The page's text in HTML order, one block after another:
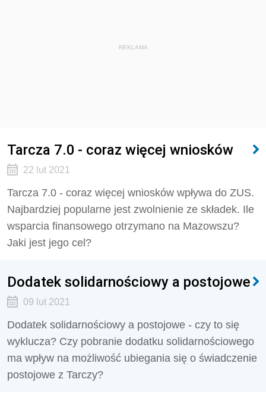
REKLAMA
Tarcza 7.0 - coraz więcej wniosków
22 lut 2021
Tarcza 7.0 - coraz więcej wniosków wpływa do ZUS.
Najbardziej popularne jest zwolnienie ze składek. Ile
wsparcia finansowego otrzymano na Mazowszu?
Jaki jest jego cel?
Dodatek solidarnościowy a postojowe
09 lut 2021
Dodatek solidarnościowy a postojowe - czy to się
wyklucza? Czy pobranie dodatku solidarnościowego
ma wpływ na możliwość ubiegania się o świadczenie
postojowe z Tarczy?